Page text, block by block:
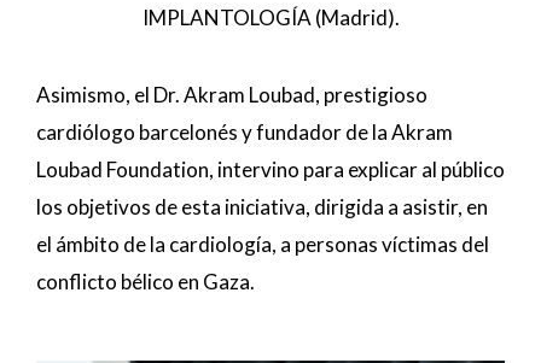
IMPLANTOLOGÍA (Madrid).
Asimismo, el Dr. Akram Loubad, prestigioso
cardiólogo barcelonés y fundador de la Akram
Loubad Foundation, intervino para explicar al público
los objetivos de esta iniciativa, dirigida a asistir, en
el ámbito de la cardiología, a personas víctimas del
conflicto bélico en Gaza.